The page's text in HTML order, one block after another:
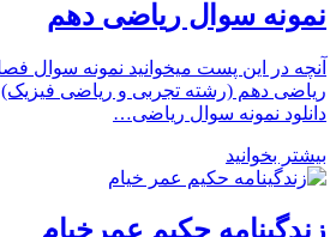
نمونه سوال ریاضی دهم
ریاضی دهم (رشته تجربی و ریاضی فیزیک)
دانلود نمونه سوال ریاضی…
بیشتر بخوانید
زندگینامه حکیم عمرخیام